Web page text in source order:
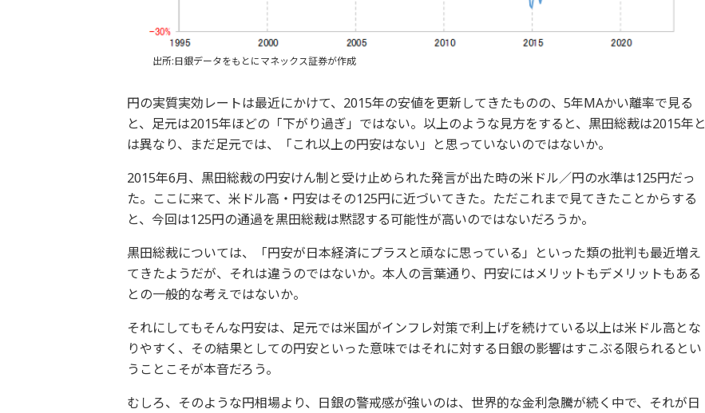
出所:日銀データをもとにマネックス証券が作成
円の実質実効レートは最近にかけて、2015年の安値を更新してきたものの、5年MAかい離率で見る
と、足元は2015年ほどの「下がり過ぎ」ではない。以上のような見方をすると、黒田総裁は2015年と
は異なり、まだ足元では、「これ以上の円安はない」と思っていないのではないか。
2015年6月、黒田総裁の円安けん制と受け止められた発言が出た時の米ドル／円の水準は125円だっ
た。ここに来て、米ドル高・円安はその125円に近づいてきた。ただこれまで見てきたことからする
と、今回は125円の通過を黒田総裁は黙認する可能性が高いのではないだろうか。
黒田総裁については、「円安が日本経済にプラスと頑なに思っている」といった類の批判も最近増え
てきたようだが、それは違うのではないか。本人の言葉通り、円安にはメリットもデメリットもある
との一般的な考えではないか。
それにしてもそんな円安は、足元では米国がインフレ対策で利上げを続けている以上は米ドル高とな
りやすく、その結果としての円安といった意味ではそれに対する日銀の影響はすこぶる限られるとい
うことこそが本音だろう。
むしろ、そのような円相場より、日銀の警戒感が強いのは、世界的な金利急騰が続く中で、それが日